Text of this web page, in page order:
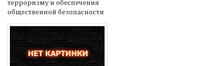
терроризму и обеспечения
общественной безопасности